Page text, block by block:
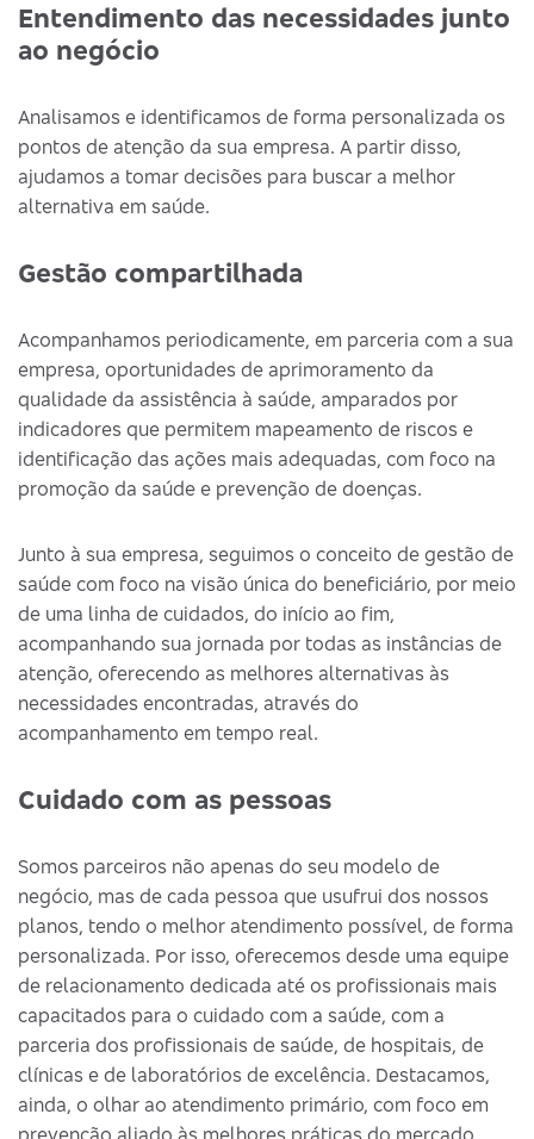
Entendimento das necessidades junto
ao negócio
Analisamos e identificamos de forma personalizada os
pontos de atenção da sua empresa. A partir disso,
ajudamos a tomar decisões para buscar a melhor
alternativa em saúde.
Gestão compartilhada
Acompanhamos periodicamente, em parceria com a sua
empresa, oportunidades de aprimoramento da
qualidade da assistência à saúde, amparados por
indicadores que permitem mapeamento de riscos e
identificação das ações mais adequadas, com foco na
promoção da saúde e prevenção de doenças.
Junto à sua empresa, seguimos o conceito de gestão de
saúde com foco na visão única do beneficiário, por meio
de uma linha de cuidados, do início ao fim,
acompanhando sua jornada por todas as instâncias de
atenção, oferecendo as melhores alternativas às
necessidades encontradas, através do
acompanhamento em tempo real.
Cuidado com as pessoas
Somos parceiros não apenas do seu modelo de
negócio, mas de cada pessoa que usufrui dos nossos
planos, tendo o melhor atendimento possível, de forma
personalizada. Por isso, oferecemos desde uma equipe
de relacionamento dedicada até os profissionais mais
capacitados para o cuidado com a saúde, com a
parceria dos profissionais de saúde, de hospitais, de
clínicas e de laboratórios de excelência. Destacamos,
ainda, o olhar ao atendimento primário, com foco em
prevenção aliado às melhores práticas do mercado.